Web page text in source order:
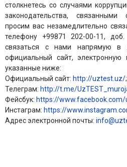
столкнетесь со случаями
законодательства,
просим вас незамедлительно
телефону +99871 202-00-11,
связаться с нами напрямую
официальный сайт, электронную
указанные ниже:
Официальный сайт: http://uztest.uz/;
Телеграм: http://t.me/
Фейсбук: https://
Инстаграм: https://
Адрес электронной почты: